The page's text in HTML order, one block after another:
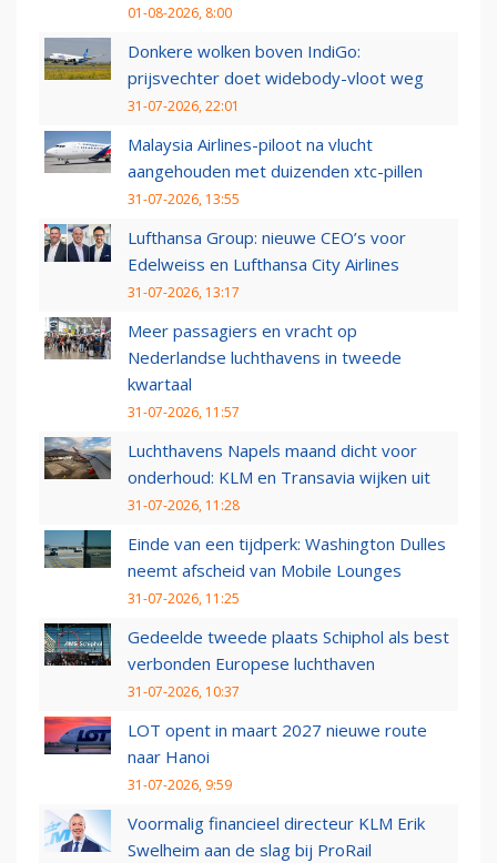
01-08-2026, 8:00
Donkere wolken boven IndiGo:
prijsvechter doet widebody-vloot weg
31-07-2026, 22:01
Malaysia Airlines-piloot na vlucht
aangehouden met duizenden xtc-pillen
31-07-2026, 13:55
Lufthansa Group: nieuwe CEO’s voor
Edelweiss en Lufthansa City Airlines
31-07-2026, 13:17
Meer passagiers en vracht op
Nederlandse luchthavens in tweede
kwartaal
31-07-2026, 11:57
Luchthavens Napels maand dicht voor
onderhoud: KLM en Transavia wijken uit
31-07-2026, 11:28
Einde van een tijdperk: Washington Dulles
neemt afscheid van Mobile Lounges
31-07-2026, 11:25
Gedeelde tweede plaats Schiphol als best
verbonden Europese luchthaven
31-07-2026, 10:37
LOT opent in maart 2027 nieuwe route
naar Hanoi
31-07-2026, 9:59
Voormalig financieel directeur KLM Erik
Swelheim aan de slag bij ProRail